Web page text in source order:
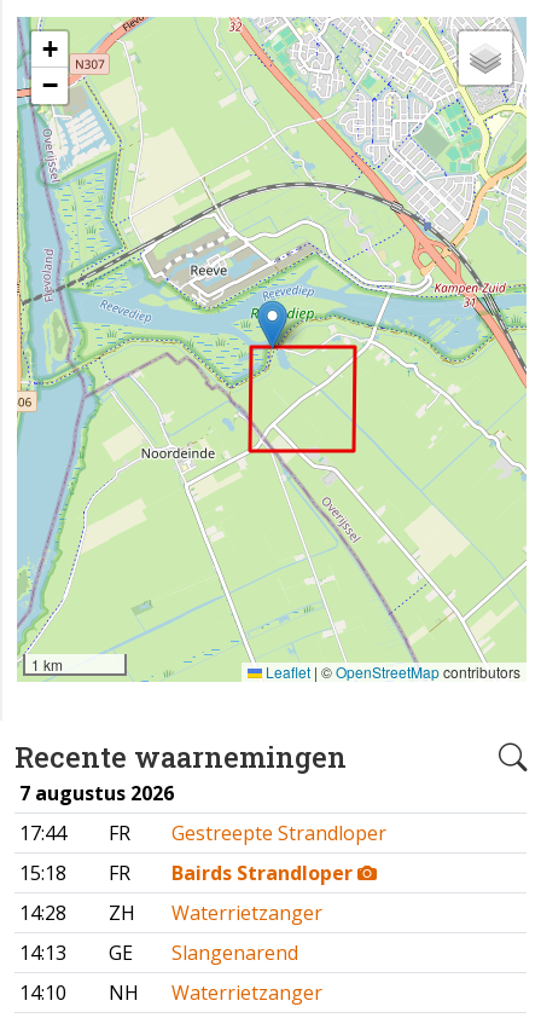
Recente waarnemingen
7 augustus 2026
17:44
FR
Gestreepte Strandloper
15:18
FR
Bairds Strandloper
14:28
ZH
Waterrietzanger
14:13
GE
Slangenarend
14:10
NH
Waterrietzanger
+
−
1 km Leaflet | ©OpenStreetMapcontributors